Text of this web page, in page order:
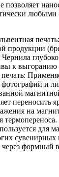
позволяет
любыми
продукции
к выгоранию
и
переносить
на
термопереноса.
для
сувенирных
формный